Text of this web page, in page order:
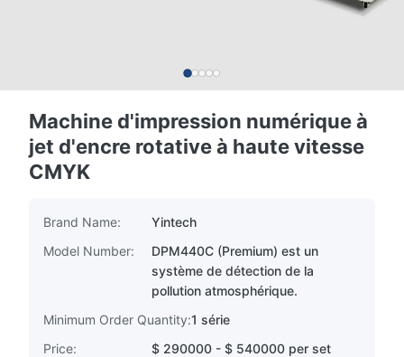
Machine d'impression numérique à
jet d'encre rotative à haute vitesse
CMYK
Brand Name:
Yintech
Model Number:
DPM440C (Premium) est un
système de détection de la
pollution atmosphérique.
Minimum Order Quantity:1 série
Price:
$ 290000 - $ 540000 per set